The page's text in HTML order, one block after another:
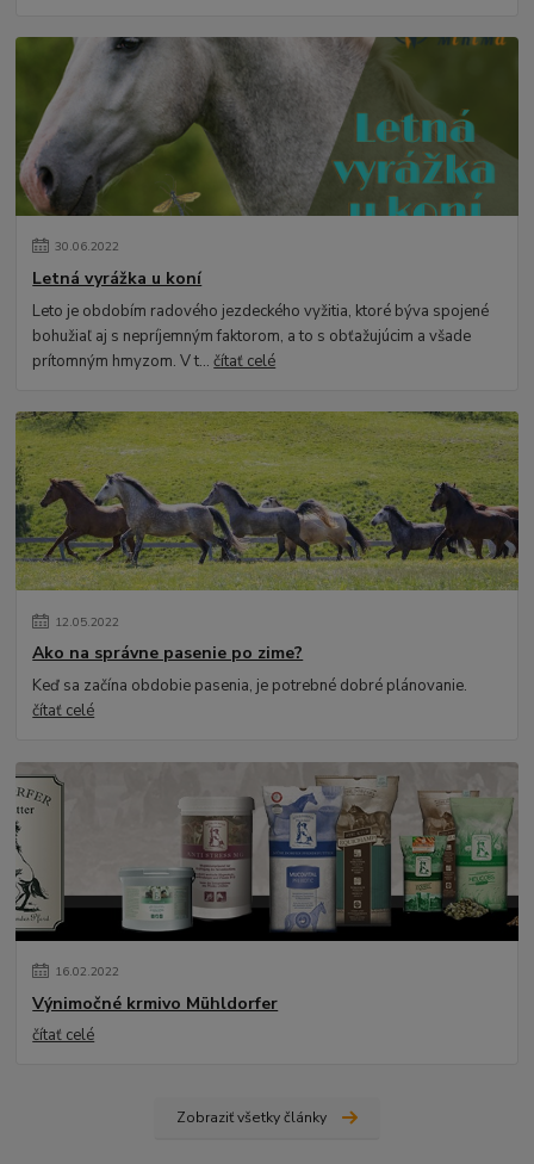
30.06.2022
Letná vyrážka u koní
Leto je obdobím radového jezdeckého vyžitia, ktoré býva spojené
bohužiaľ aj s nepríjemným faktorom, a to s obťažujúcim a všade
prítomným hmyzom. V t...čítať celé
12.05.2022
Ako na správne pasenie po zime?
Keď sa začína obdobie pasenia, je potrebné dobré plánovanie.
čítať celé
16.02.2022
Výnimočné krmivo Mühldorfer
čítať celé
Zobraziť všetky články